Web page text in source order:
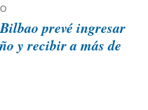
prevé ingresar
y recibir a más de